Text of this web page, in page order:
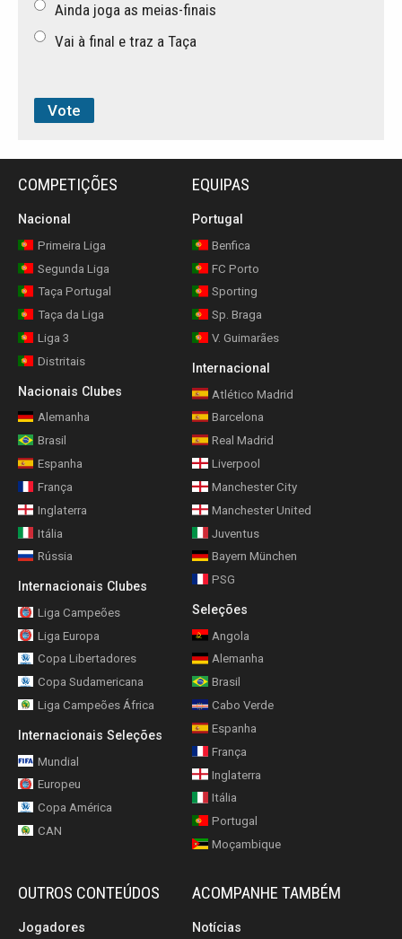
Ainda joga as meias-finais
Vai à final e traz a Taça
COMPETIÇÕES
Nacional
Primeira Liga
Segunda Liga
Taça Portugal
Taça da Liga
Liga 3
Distritais
Nacionais Clubes
Alemanha
Brasil
Espanha
França
Inglaterra
Itália
Rússia
Internacionais Clubes
Liga Campeões
Liga Europa
Copa Libertadores
Copa Sudamericana
Liga Campeões África
Internacionais Seleções
Mundial
Europeu
Copa América
CAN
EQUIPAS
Portugal
Benfica
FC Porto
Sporting
Sp. Braga
V. Guimarães
Internacional
Atlético Madrid
Barcelona
Real Madrid
Liverpool
Manchester City
Manchester United
Juventus
Bayern München
PSG
Seleções
Angola
Alemanha
Brasil
Cabo Verde
Espanha
França
Inglaterra
Itália
Portugal
Moçambique
OUTROS CONTEÚDOS
Jogadores
ACOMPANHE TAMBÉM
Notícias